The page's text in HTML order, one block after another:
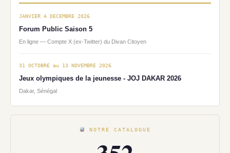
JANVIER A DECEMBRE 2026
Forum Public Saison 5
En ligne — Compte X (ex-Twitter) du Divan Citoyen
31 OCTOBRE au 13 NOVEMBRE 2026
Jeux olympiques de la jeunesse - JOJ DAKAR 2026
Dakar, Sénégal
NOTRE CATALOGUE